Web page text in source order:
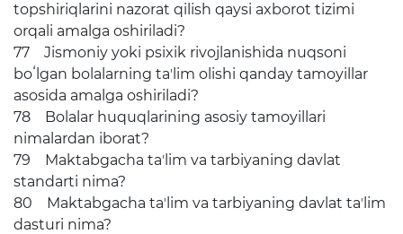
topshiriqlarini nazorat qilish qaysi axborot tizimi
orqali amalga oshiriladi?
77 Jismoniy yoki psixik rivojlanishida nuqsoni
boʻlgan bolalarning taʼlim olishi qanday tamoyillar
asosida amalga oshiriladi?
78 Bolalar huquqlarining asosiy tamoyillari
nimalardan iborat?
79 Maktabgacha taʼlim va tarbiyaning davlat
standarti nima?
80 Maktabgacha taʼlim va tarbiyaning davlat taʼlim
dasturi nima?